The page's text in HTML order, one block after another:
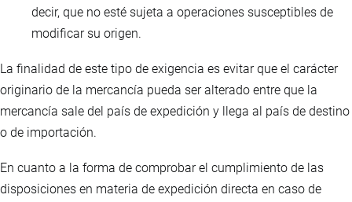
decir, que no esté sujeta a operaciones susceptibles de
modificar su origen.
La finalidad de este tipo de exigencia es evitar que el carácter
originario de la mercancía pueda ser alterado entre que la
mercancía sale del país de expedición y llega al país de destino
o de importación.
En cuanto a la forma de comprobar el cumplimiento de las
disposiciones en materia de expedición directa en caso de